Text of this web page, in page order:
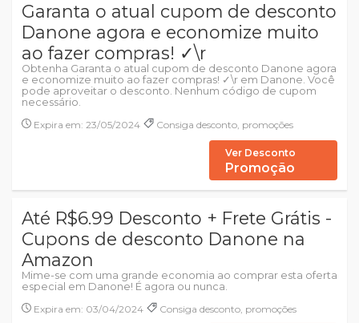
Garanta o atual cupom de desconto
Danone agora e economize muito
ao fazer compras! ✓\r
Obtenha Garanta o atual cupom de desconto Danone agora
e economize muito ao fazer compras! ✓\r em Danone. Você
pode aproveitar o desconto. Nenhum código de cupom
necessário.
Expira em: 23/05/2024
Consiga desconto, promoções
Ver Desconto
Promoção
Até R$6.99 Desconto + Frete Grátis -
Cupons de desconto Danone na
Amazon
Mime-se com uma grande economia ao comprar esta oferta
especial em Danone! É agora ou nunca.
Expira em: 03/04/2024
Consiga desconto, promoções